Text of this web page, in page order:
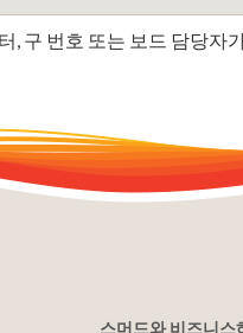
, 구 번호 또는 보드 담당자
스머드와 비즈니스